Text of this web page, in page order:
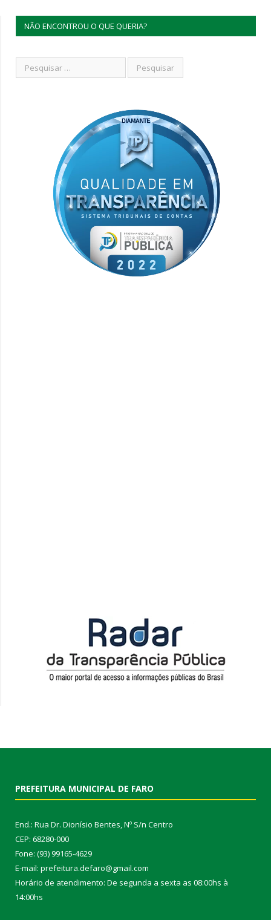
NÃO ENCONTROU O QUE QUERIA?
PREFEITURA MUNICIPAL DE FARO
End.: Rua Dr. Dionísio Bentes, Nº S/n Centro
CEP: 68280-000
Fone: (93) 99165-4629
E-mail: prefeitura.defaro@gmail.com
Horário de atendimento: De segunda a sexta as 08:00hs à
14:00hs